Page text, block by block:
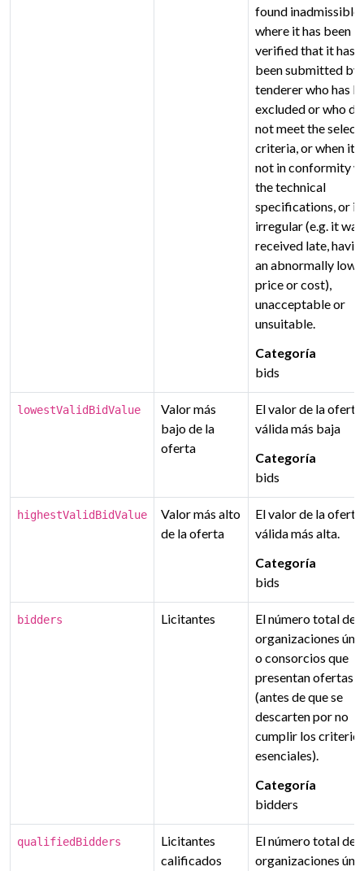
found inadmissible
where it has been
verified that it has
been submitted by
tenderer who has
excluded or who
not meet the
criteria, or when it
not in conformity
the technical
specifications, or is
irregular (e.g. it was
received late,
an abnormally low
price or cost),
unacceptable or
unsuitable.
Categoría
bids
lowestValidBidValue
Valor más
bajo de la
oferta
El valor de la oferta
válida más baja
Categoría
bids
highestValidBidValue
Valor más alto
de la oferta
El valor de la oferta
válida más alta.
Categoría
bids
bidders Licitantes
El número total de
organizaciones
o consorcios que
presentan ofertas
(antes de que se
descarten por no
cumplir los
esenciales).
Categoría
bidders
qualifiedBidders
Licitantes
calificados
El número total de
organizaciones